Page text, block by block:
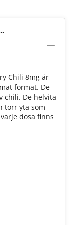
Chili 8mg är
format. De
chili. De helvita
torr yta som
dosa finns